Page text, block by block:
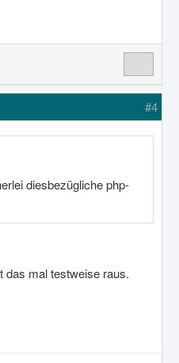
#4
diesbezügliche php-
das mal testweise raus.